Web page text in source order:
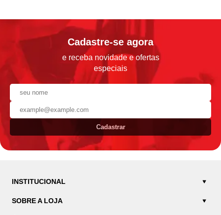
Cadastre-se agora
e receba novidade e ofertas
especiais
Cadastrar
INSTITUCIONAL
SOBRE A LOJA